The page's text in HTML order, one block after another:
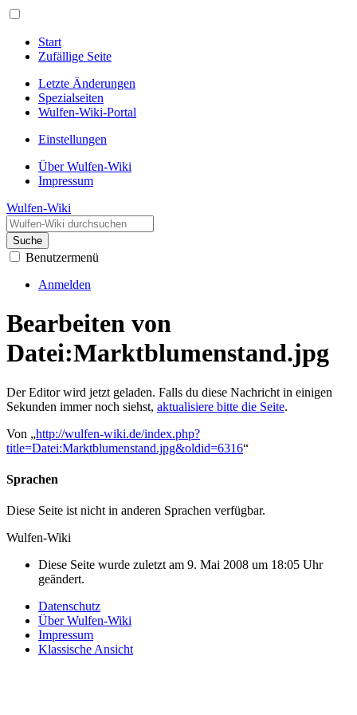
Start
Zufällige Seite
Letzte Änderungen
Spezialseiten
Wulfen-Wiki-Portal
Einstellungen
Über Wulfen-Wiki
Impressum
Wulfen-Wiki
Suche
Benutzermenü
Anmelden
Bearbeiten von
Datei:Marktblumenstand.jpg
Der Editor wird jetzt geladen. Falls du diese Nachricht in einigen
Sekunden immer noch siehst, aktualisiere bitte die Seite.
Von „http://wulfen-wiki.de/index.php?
title=Datei:Marktblumenstand.jpg&oldid=6316“
Sprachen
Diese Seite ist nicht in anderen Sprachen verfügbar.
Wulfen-Wiki
Diese Seite wurde zuletzt am 9. Mai 2008 um 18:05 Uhr
geändert.
Datenschutz
Über Wulfen-Wiki
Impressum
Klassische Ansicht